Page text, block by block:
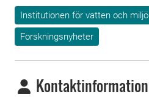
Institutionen för vatten och miljö
Forskningsnyheter
Kontaktinformation